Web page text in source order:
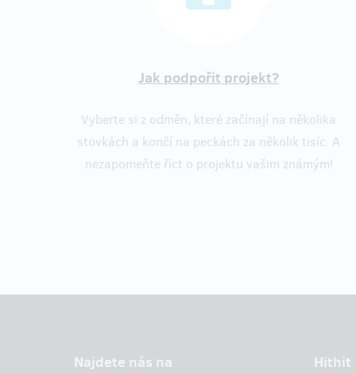
Jak podpořit projekt?
Vyberte si z odměn, které začínají na několika
stovkách a končí na peckách za několik tisíc. A
nezapomeňte říct o projektu vašim známým!
Najdete nás na Hithit